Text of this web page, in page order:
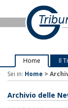
Home Il
Sei in: Home >
Archivio delle